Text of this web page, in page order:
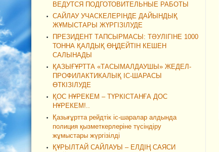
ВЕДУТСЯ ПОДГОТОВИТЕЛЬНЫЕ РАБОТЫ
САЙЛАУ УЧАСКЕЛЕРІНДЕ ДАЙЫНДЫҚ
ЖҰМЫСТАРЫ ЖҮРГІЗІЛУДЕ
ПРЕЗИДЕНТ ТАПСЫРМАСЫ: ТӘУЛІГІНЕ 1000
ТОННА ҚАЛДЫҚ ӨҢДЕЙТІН КЕШЕН
САЛЫНАДЫ
ҚАЗЫҒҰРТТА «ТАСЫМАЛДАУШЫ» ЖЕДЕЛ-
ПРОФИЛАКТИКАЛЫҚ ІС-ШАРАСЫ
ӨТКІЗІЛУДЕ
ҚОС НҰРЕКЕМ – ТҮРКІСТАНҒА ДОС
НҰРЕКЕМ!..
Қазығұртта рейдтік іс-шаралар алдында
полиция қызметкерлеріне түсіндіру
жұмыстары жүргізілді
ҚҰРЫЛТАЙ САЙЛАУЫ – ЕЛДІҢ САЯСИ